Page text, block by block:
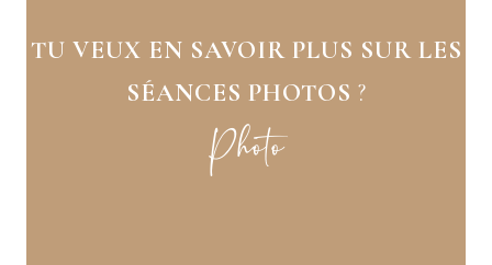
TU VEUX EN SAVOIR PLUS SUR LES
SÉANCES PHOTOS ?
Photo